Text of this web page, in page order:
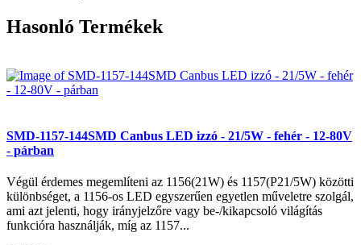
Hasonló Termékek
SMD-1157-144SMD Canbus LED izzó - 21/5W - fehér - 12-80V
- párban
Végül érdemes megemlíteni az 1156(21W) és 1157(P21/5W) közötti
különbséget, a 1156-os LED egyszerűen egyetlen műveletre szolgál,
ami azt jelenti, hogy irányjelzőre vagy be-/kikapcsoló világítás
funkcióra használják, míg az 1157...